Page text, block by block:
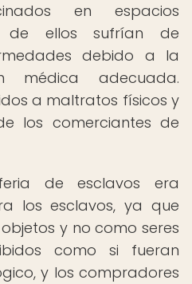
en espacios
de ellos sufrían de
debido a la
médica adecuada.
a maltratos físicos y
los comerciantes de
de esclavos era
los esclavos, ya que
y no como seres
como si fueran
y los compradores